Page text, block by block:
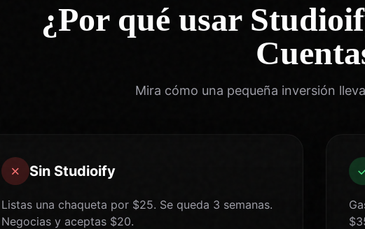
¿Por qué usar
Mira cómo una pequeña inversión
✗ Sin Studioify
Listas una chaqueta por $25. Se queda 3 semanas.
Negocias y aceptas $20.